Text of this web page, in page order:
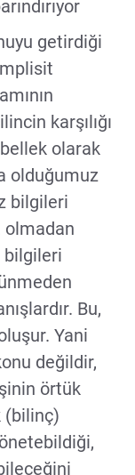
getirdiği
karşılığı
olarak
olduğumuz
bilgileri
olmadan
bilgileri
Bu,
Yani
değildir,
örtük
(bilinç)